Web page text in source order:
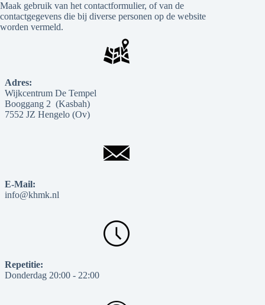
Maak gebruik van het contactformulier, of van de
contactgegevens die bij diverse personen op de website
worden vermeld.
Adres:
Wijkcentrum De Tempel
Booggang 2 (Kasbah)
7552 JZ Hengelo (Ov)
E-Mail:
info@khmk.nl
Repetitie:
Donderdag 20:00 - 22:00